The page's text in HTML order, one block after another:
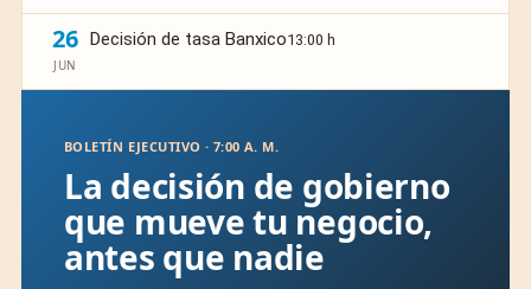
26
JUN
Decisión de tasa Banxico13:00 h
BOLETÍN EJECUTIVO · 7:00 A. M.
La decisión de gobierno
que mueve tu negocio,
antes que nadie